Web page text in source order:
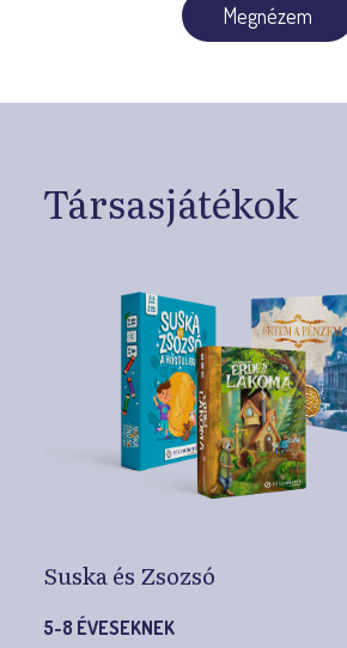
Megnézem
Társasjátékok
Suska és Zsozsó
5-8 ÉVESEKNEK